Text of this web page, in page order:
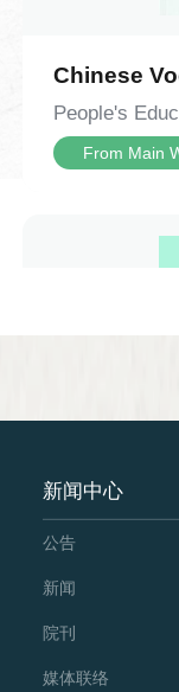
Class Hours
60 Class
(Turma8)
场景，说
在朗诵、
堂教学、
Chinese
People's
From Main
Chinese
新闻中心
公告
新闻
院刊
媒体联络